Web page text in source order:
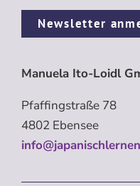
Newsletter
Manuela Ito-Loidl
Pfaffingstraße 78
4802 Ebensee